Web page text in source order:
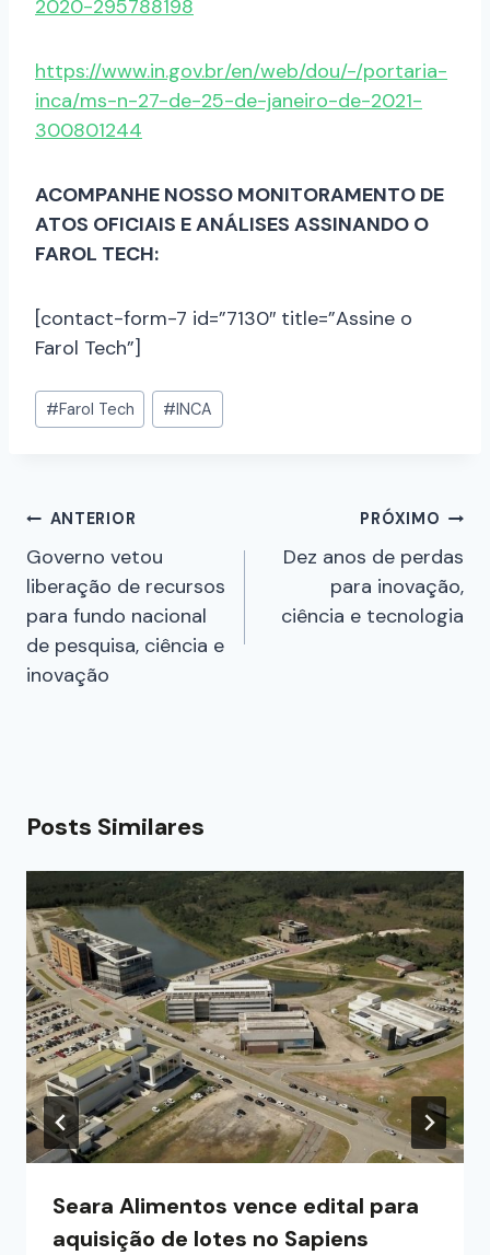
2020-295788198
https://www.in.gov.br/en/web/dou/-/portaria-
inca/ms-n-27-de-25-de-janeiro-de-2021-
300801244
ACOMPANHE NOSSO MONITORAMENTO DE
ATOS OFICIAIS E ANÁLISES ASSINANDO O
FAROL TECH:
[contact-form-7 id=”7130″ title=”Assine o
Farol Tech”]
#Farol Tech #INCA
ANTERIOR
Governo vetou
liberação de recursos
para fundo nacional
de pesquisa, ciência e
inovação
PRÓXIMO
Dez anos de perdas
para inovação,
ciência e tecnologia
Posts Similares
Seara Alimentos vence edital para
aquisição de lotes no Sapiens